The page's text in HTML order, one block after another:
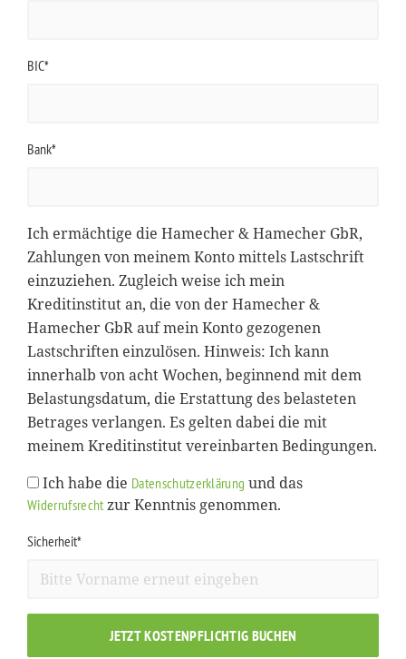
BIC*
Bank*
Ich ermächtige die Hamecher & Hamecher GbR,
Zahlungen von meinem Konto mittels Lastschrift
einzuziehen. Zugleich weise ich mein
Kreditinstitut an, die von der Hamecher &
Hamecher GbR auf mein Konto gezogenen
Lastschriften einzulösen. Hinweis: Ich kann
innerhalb von acht Wochen, beginnend mit dem
Belastungsdatum, die Erstattung des belasteten
Betrages verlangen. Es gelten dabei die mit
meinem Kreditinstitut vereinbarten Bedingungen.
Ich habe die Datenschutzerklärung und das
Widerrufsrechtzur Kenntnis genommen.
Sicherheit*
JETZT KOSTENPFLICHTIG BUCHEN